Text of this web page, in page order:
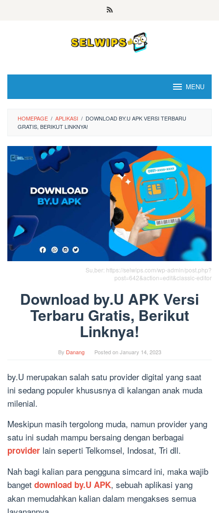
MENU
HOMEPAGE / APLIKASI / DOWNLOAD BY.U APK VERSI TERBARU
GRATIS, BERIKUT LINKNYA!
Su,ber: https://selwips.com/wp-admin/post.php?
post=642&action=edit&classic-editor
Download by.U APK Versi
Terbaru Gratis, Berikut
Linknya!
By Danang Posted onJanuary 14, 2023
by.U merupakan salah satu provider digital yang saat
ini sedang populer khususnya di kalangan anak muda
milenial.
Meskipun masih tergolong muda, namun provider yang
satu ini sudah mampu bersaing dengan berbagai
provider lain seperti Telkomsel, Indosat, Tri dll.
Nah bagi kalian para pengguna simcard ini, maka wajib
banget download by.U APK, sebuah aplikasi yang
akan memudahkan kalian dalam mengakses semua